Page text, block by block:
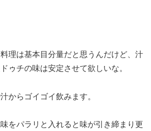
理は基本目分量だと思うんだけど、汁
ゥチの味は安定させて欲しいな。
からゴイゴイ飲みます。
をパラリと入れると味が引き締まり更